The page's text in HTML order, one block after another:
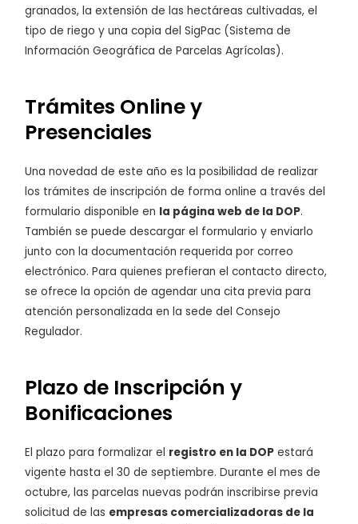
granados, la extensión de las hectáreas cultivadas, el
tipo de riego y una copia del SigPac (Sistema de
Información Geográfica de Parcelas Agrícolas).
Trámites Online y
Presenciales
Una novedad de este año es la posibilidad de realizar
los trámites de inscripción de forma online a través del
formulario disponible en la página web de la DOP.
También se puede descargar el formulario y enviarlo
junto con la documentación requerida por correo
electrónico. Para quienes prefieran el contacto directo,
se ofrece la opción de agendar una cita previa para
atención personalizada en la sede del Consejo
Regulador.
Plazo de Inscripción y
Bonificaciones
El plazo para formalizar el registro en la DOP estará
vigente hasta el 30 de septiembre. Durante el mes de
octubre, las parcelas nuevas podrán inscribirse previa
solicitud de las empresas comercializadoras de la